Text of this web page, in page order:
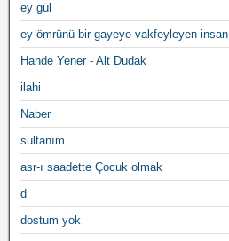
ey gül
ey ömrünü bir gayeye vakfeyleyen insan
Hande Yener - Alt Dudak
ilahi
Naber
sultanım
asr-ı saadette Çocuk olmak
d
dostum yok